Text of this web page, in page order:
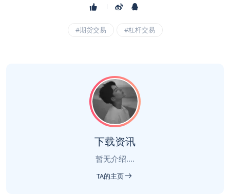
#期货交易 #杠杆交易
下载资讯
暂无介绍....
TA的主页